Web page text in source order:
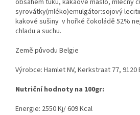
obsahem tuku, kakaové máslo, mléčný
syrovátky(mléko)emulgátor:sojový
kakové sušiny v hořké čokoládě 52%
chladu a suchu.
Země původu Belgie
Výrobce: Hamlet NV, Kerkstraat 77,
Nutriční hodnoty na 100gr:
Energie: 2550 Kj/ 609 Kcal